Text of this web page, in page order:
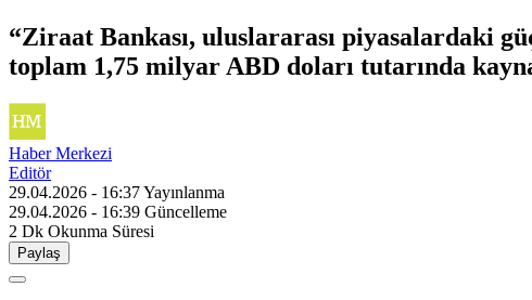
“Ziraat Bankası, uluslararası piyasalardaki
toplam 1,75 milyar ABD doları tutarında
Haber Merkezi
Editör
29.04.2026 - 16:37Yayınlanma
29.04.2026 - 16:39 Güncelleme
2 Dk Okunma Süresi
Paylaş